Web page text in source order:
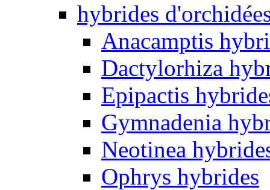
hybrides
Anacamptis
Dactylorhiza
Epipactis
Gymnadenia
Neotinea
Ophrys hybrides